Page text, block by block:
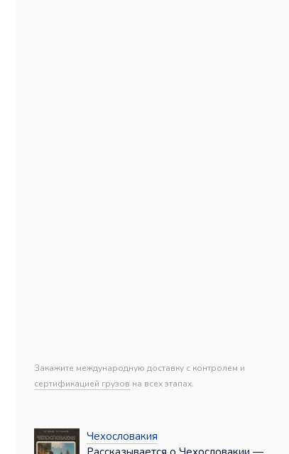
Закажите международную доставку с контролем и
сертификацией грузов на всех этапах.
Чехословакия